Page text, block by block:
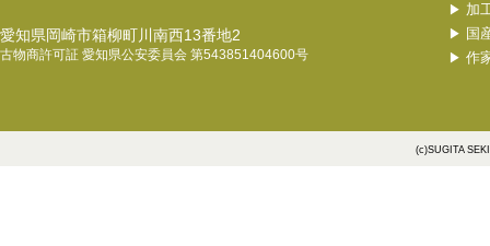
愛知県岡崎市箱柳町川南西13番地2
古物商許可証 愛知県公安委員会 第543851404600号
▶ 加
▶ 国
▶ 作
(c)SUGITA